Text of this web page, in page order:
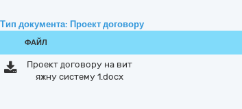
Тип документа: Проект договору
ФАЙЛ
Проект договору на вит
яжну систему 1.docx